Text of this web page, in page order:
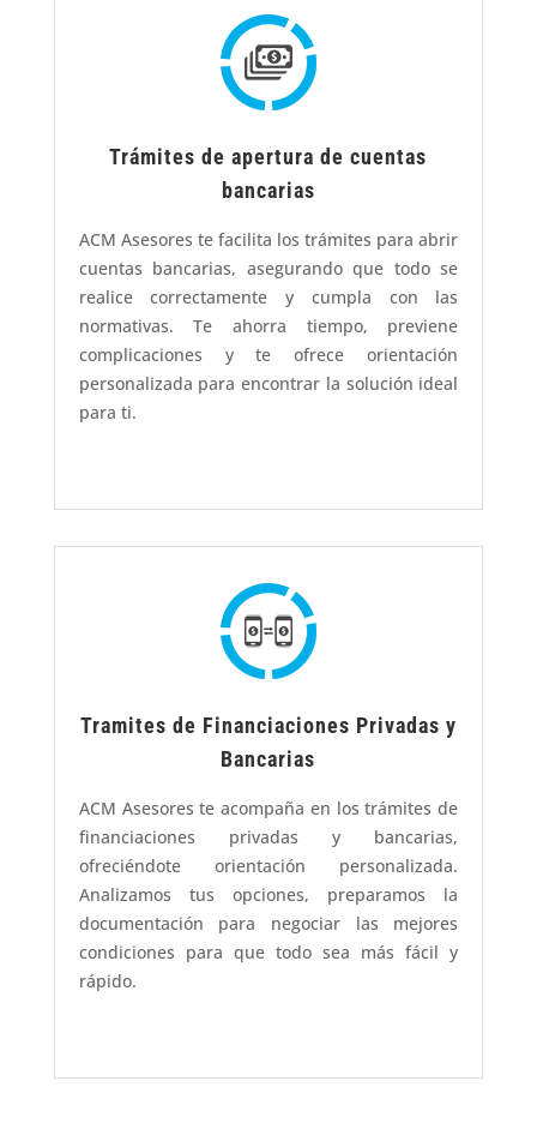
Trámites de apertura de cuentas
bancarias
ACM Asesores te facilita los trámites para abrir
cuentas bancarias, asegurando que todo se
realice correctamente y cumpla con las
normativas. Te ahorra tiempo, previene
complicaciones y te ofrece orientación
personalizada para encontrar la solución ideal
para ti.
Tramites de Financiaciones Privadas y
Bancarias
ACM Asesores te acompaña en los trámites de
financiaciones privadas y bancarias,
ofreciéndote orientación personalizada.
Analizamos tus opciones, preparamos la
documentación para negociar las mejores
condiciones para que todo sea más fácil y
rápido.